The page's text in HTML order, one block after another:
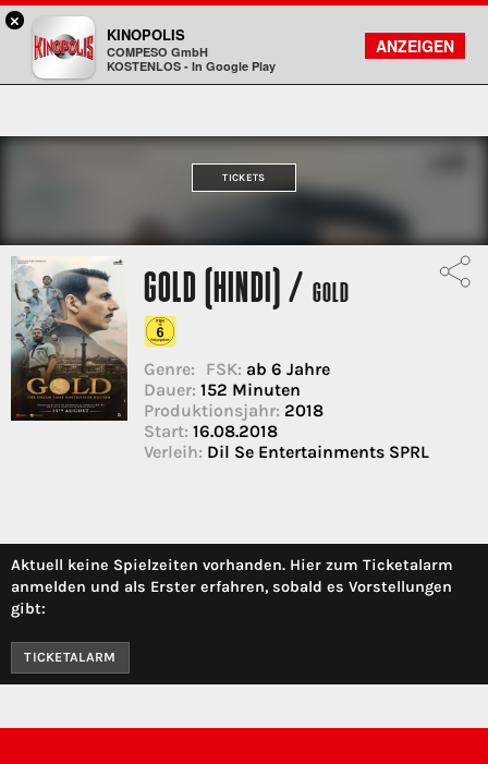
Kinopolis
FILMSUCHE
KONTO
TICKETS
GOLD (HINDI) / GOLD
Genre: FSK: ab 6 Jahre
Dauer: 152 Minuten
Produktionsjahr: 2018
Start: 16.08.2018
Verleih: Dil Se Entertainments SPRL
Aktuell keine Spielzeiten vorhanden. Hier zum Ticketalarm
anmelden und als Erster erfahren, sobald es Vorstellungen
gibt:
TICKETALARM
×
KINOPOLIS
COMPESO GmbH
KOSTENLOS - In Google Play
ANZEIGEN